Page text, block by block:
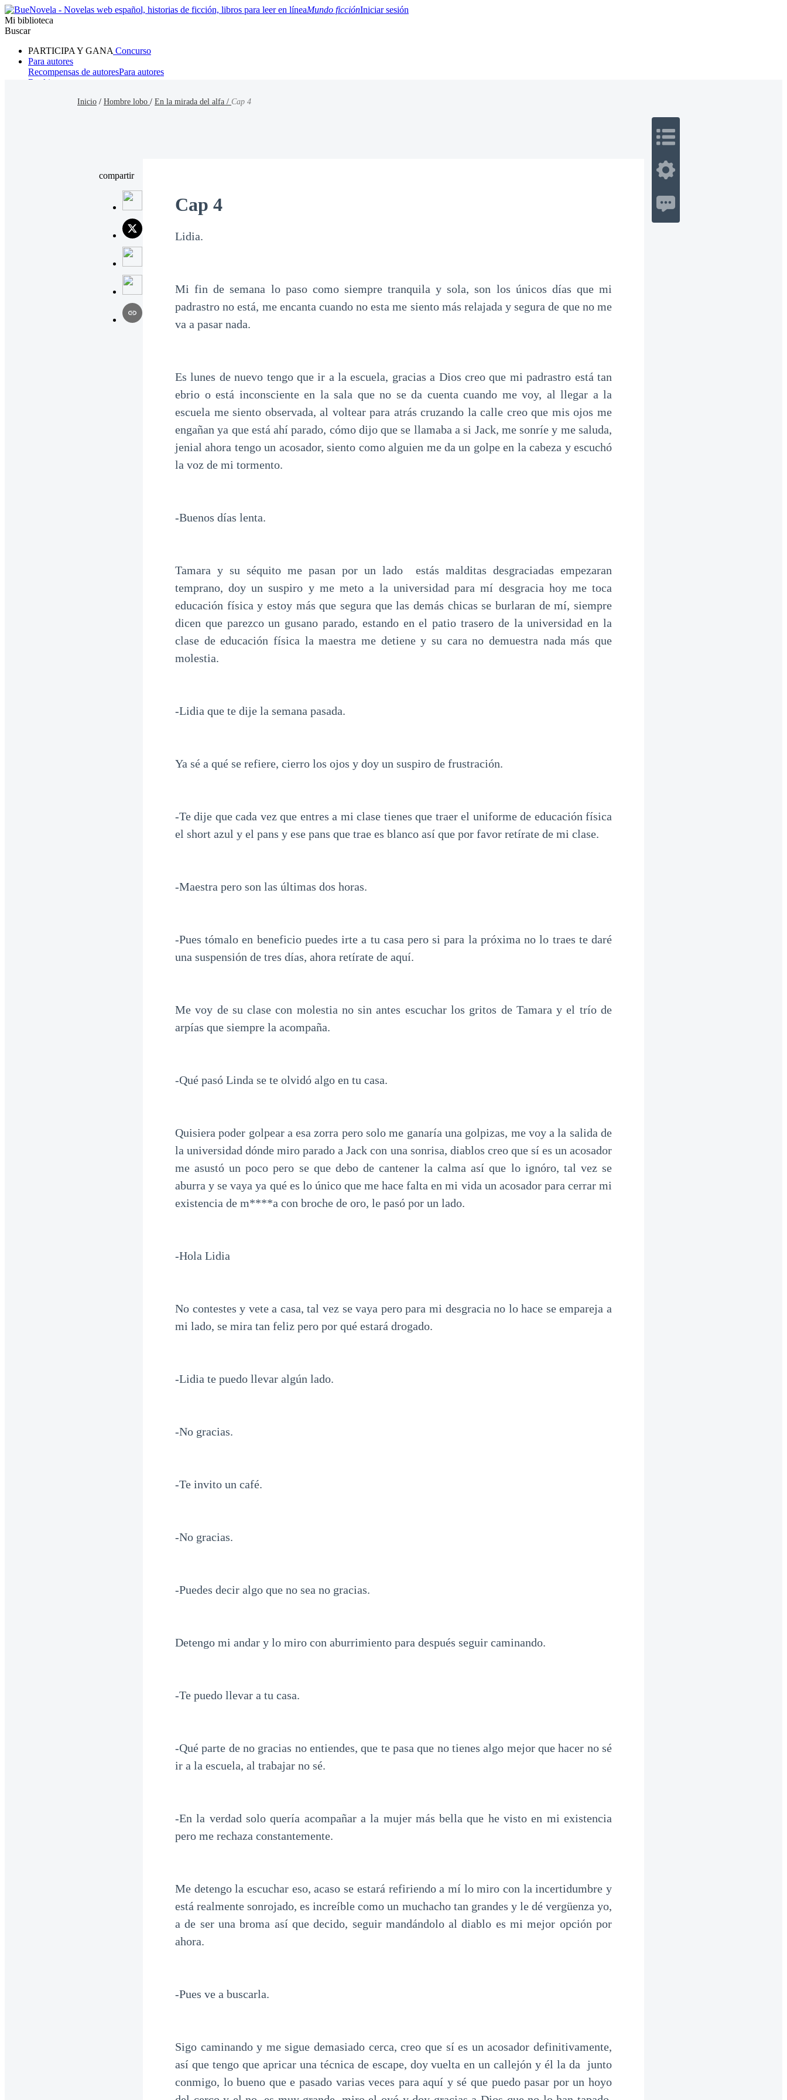
Mundo ficciónIniciar sesión
Mi biblioteca
Buscar
PARTICIPA Y GANA Concurso
Para autores
Recompensas de autoresPara autores
Ranking
Inicio / Hombre lobo / En la mirada del alfa / Cap 4
compartir
Cap 4
Lidia.
Mi fin de semana lo paso como siempre tranquila y sola, son los únicos días que mi
padrastro no está, me encanta cuando no esta me siento más relajada y segura de que no me
va a pasar nada.
Es lunes de nuevo tengo que ir a la escuela, gracias a Dios creo que mi padrastro está tan
ebrio o está inconsciente en la sala que no se da cuenta cuando me voy, al llegar a la
escuela me siento observada, al voltear para atrás cruzando la calle creo que mis ojos me
engañan ya que está ahí parado, cómo dijo que se llamaba a si Jack, me sonríe y me saluda,
jenial ahora tengo un acosador, siento como alguien me da un golpe en la cabeza y escuchó
la voz de mi tormento.
-Buenos días lenta.
Tamara y su séquito me pasan por un lado estás malditas desgraciadas empezaran
temprano, doy un suspiro y me meto a la universidad para mí desgracia hoy me toca
educación física y estoy más que segura que las demás chicas se burlaran de mí, siempre
dicen que parezco un gusano parado, estando en el patio trasero de la universidad en la
clase de educación física la maestra me detiene y su cara no demuestra nada más que
molestia.
-Lidia que te dije la semana pasada.
Ya sé a qué se refiere, cierro los ojos y doy un suspiro de frustración.
-Te dije que cada vez que entres a mi clase tienes que traer el uniforme de educación física
el short azul y el pans y ese pans que trae es blanco así que por favor retírate de mi clase.
-Maestra pero son las últimas dos horas.
-Pues tómalo en beneficio puedes irte a tu casa pero si para la próxima no lo traes te daré
una suspensión de tres días, ahora retírate de aquí.
Me voy de su clase con molestia no sin antes escuchar los gritos de Tamara y el trío de
arpías que siempre la acompaña.
-Qué pasó Linda se te olvidó algo en tu casa.
Quisiera poder golpear a esa zorra pero solo me ganaría una golpizas, me voy a la salida de
la universidad dónde miro parado a Jack con una sonrisa, diablos creo que sí es un acosador
me asustó un poco pero se que debo de cantener la calma así que lo ignóro, tal vez se
aburra y se vaya ya qué es lo único que me hace falta en mi vida un acosador para cerrar mi
existencia de m****a con broche de oro, le pasó por un lado.
-Hola Lidia
No contestes y vete a casa, tal vez se vaya pero para mi desgracia no lo hace se empareja a
mi lado, se mira tan feliz pero por qué estará drogado.
-Lidia te puedo llevar algún lado.
-No gracias.
-Te invito un café.
-No gracias.
-Puedes decir algo que no sea no gracias.
Detengo mi andar y lo miro con aburrimiento para después seguir caminando.
-Te puedo llevar a tu casa.
-Qué parte de no gracias no entiendes, que te pasa que no tienes algo mejor que hacer no sé
ir a la escuela, al trabajar no sé.
-En la verdad solo quería acompañar a la mujer más bella que he visto en mi existencia
pero me rechaza constantemente.
Me detengo la escuchar eso, acaso se estará refiriendo a mí lo miro con la incertidumbre y
está realmente sonrojado, es increíble como un muchacho tan grandes y le dé vergüenza yo,
a de ser una broma así que decido, seguir mandándolo al diablo es mi mejor opción por
ahora.
-Pues ve a buscarla.
Sigo caminando y me sigue demasiado cerca, creo que sí es un acosador definitivamente,
así que tengo que apricar una técnica de escape, doy vuelta en un callejón y él la da junto
conmigo, lo bueno que e pasado varias veces para aquí y sé que puedo pasar por un hoyo